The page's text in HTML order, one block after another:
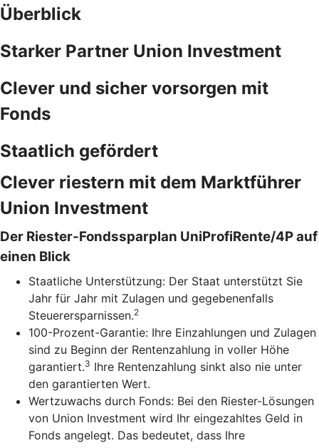
Überblick
Starker Partner Union Investment
Clever und sicher vorsorgen mit
Fonds
Staatlich gefördert
Clever riestern mit dem Marktführer
Union Investment
Der Riester-Fondssparplan UniProfiRente/4P auf
einen Blick
Staatliche Unterstützung: Der Staat unterstützt Sie
Jahr für Jahr mit Zulagen und gegebenenfalls
Steuerersparnissen.2
100-Prozent-Garantie: Ihre Einzahlungen und Zulagen
sind zu Beginn der Rentenzahlung in voller Höhe
garantiert.3 Ihre Rentenzahlung sinkt also nie unter
den garantierten Wert.
Wertzuwachs durch Fonds: Bei den Riester-Lösungen
von Union Investment wird Ihr eingezahltes Geld in
Fonds angelegt. Das bedeutet, dass Ihre